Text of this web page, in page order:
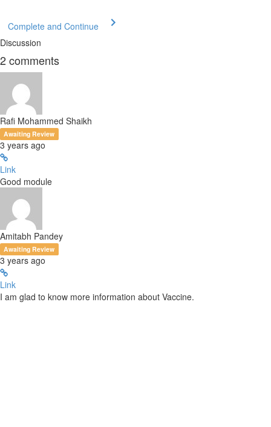
Complete and Continue
Discussion
2comments
Rafi Mohammed Shaikh
Awaiting Review
3 years ago
Link
Good module
Amitabh Pandey
Awaiting Review
3 years ago
Link
I am glad to know more information about Vaccine.